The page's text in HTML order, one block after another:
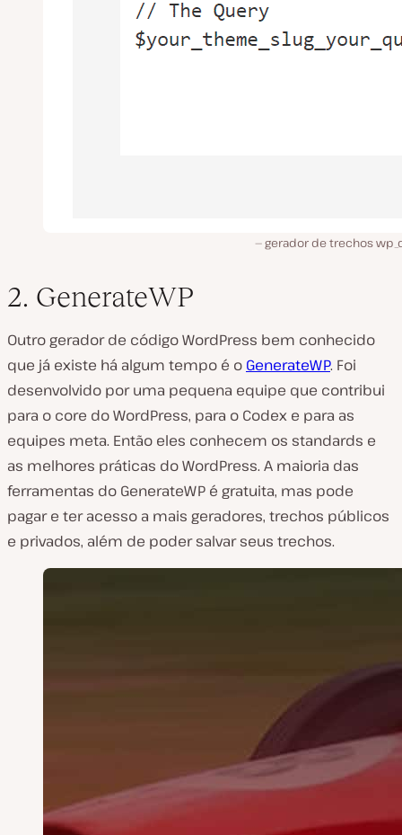
gerador de trechos
2. GenerateWP
Outro gerador de código WordPress bem conhecido
que já existe há algum tempo é o GenerateWP. Foi
desenvolvido por uma pequena equipe que contribui
para o core do WordPress, para o Codex e para as
equipes meta. Então eles conhecem os standards e
as melhores práticas do WordPress. A maioria das
ferramentas do GenerateWP é gratuita, mas pode
pagar e ter acesso a mais geradores, trechos públicos
e privados, além de poder salvar seus trechos.